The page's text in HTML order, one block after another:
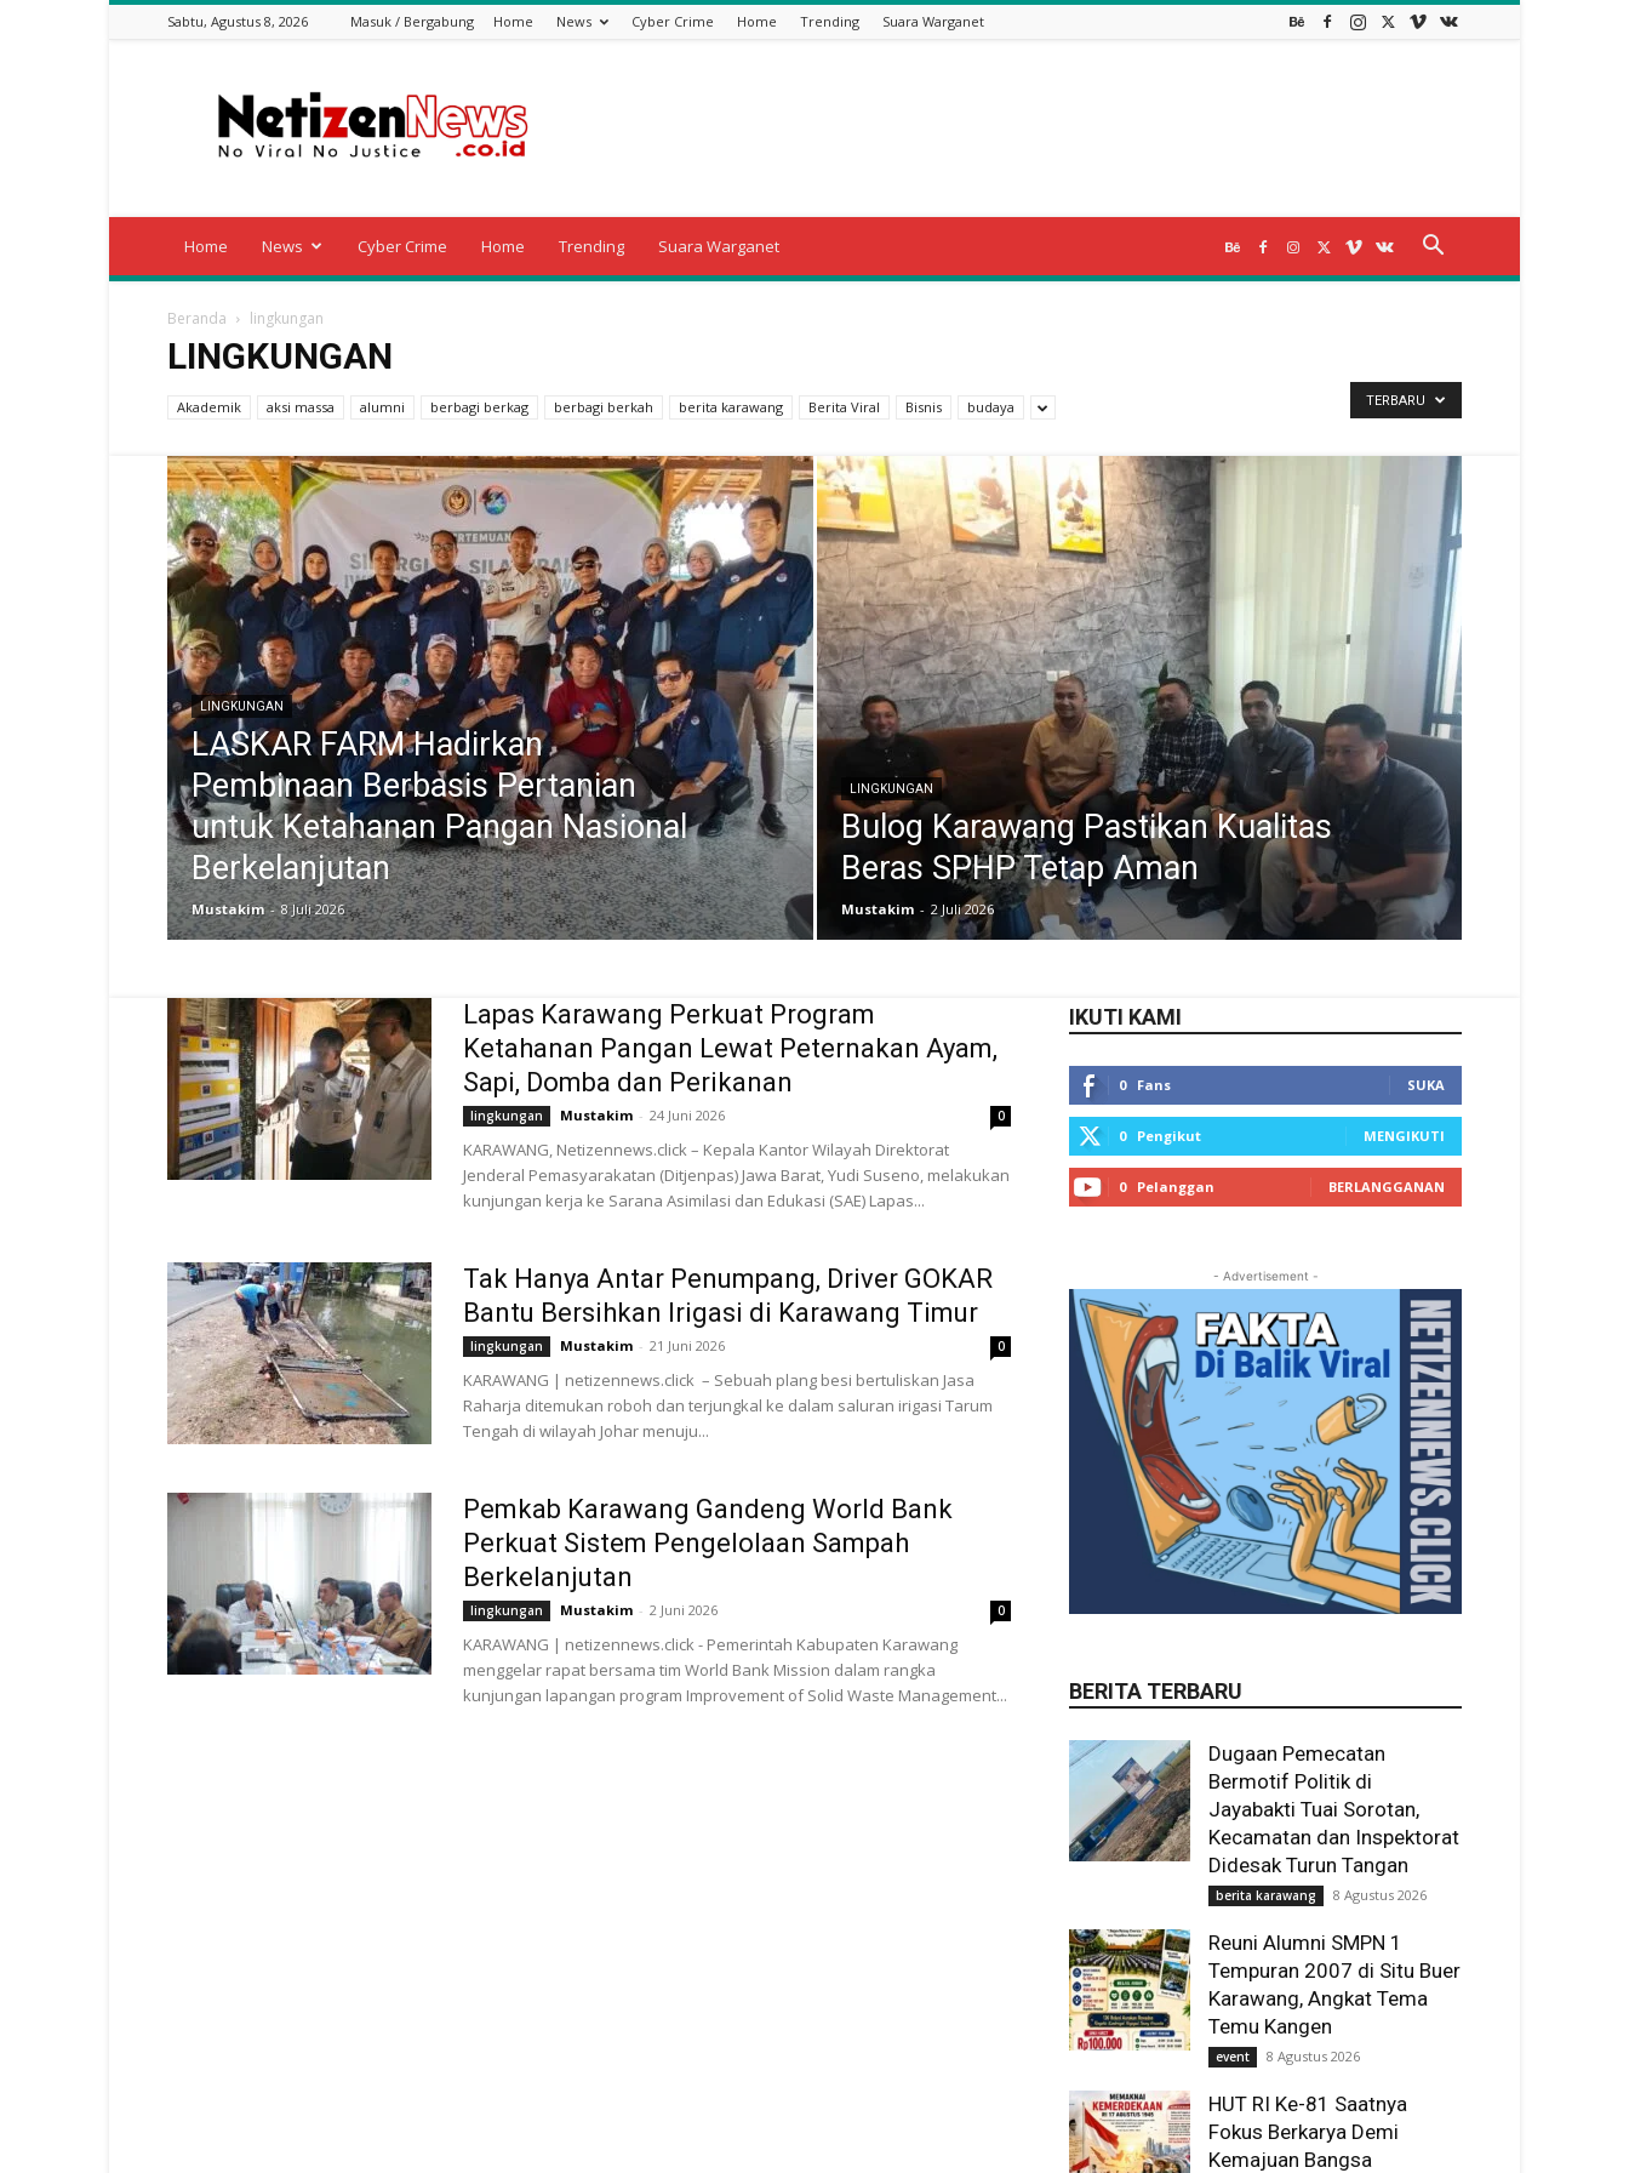
Sabtu, Agustus 8, 2026 Masuk / Bergabung Home News Cyber Crime Home Trending Suara Warganet
News
Home News Cyber Crime Home Trending Suara Warganet
Beranda lingkungan
LINGKUNGAN
Akademik aksi massa alumni berbagi berkag berbagi berkah berita karawang Berita Viral Bisnis budaya TERBARU
LINGKUNGAN
LASKAR FARM Hadirkan
Pembinaan Berbasis Pertanian
untuk Ketahanan Pangan Nasional
Berkelanjutan
Mustakim - 8 Juli 2026
LINGKUNGAN
Bulog Karawang Pastikan Kualitas
Beras SPHP Tetap Aman
Mustakim - 2 Juli 2026
Lapas Karawang Perkuat Program
Ketahanan Pangan Lewat Peternakan Ayam,
Sapi, Domba dan Perikanan
lingkungan Mustakim - 24 Juni 2026 0
KARAWANG, Netizennews.click – Kepala Kantor Wilayah Direktorat
Jenderal Pemasyarakatan (Ditjenpas) Jawa Barat, Yudi Suseno, melakukan
kunjungan kerja ke Sarana Asimilasi dan Edukasi (SAE) Lapas...
Tak Hanya Antar Penumpang, Driver GOKAR
Bantu Bersihkan Irigasi di Karawang Timur
lingkungan Mustakim - 21 Juni 2026 0
KARAWANG | netizennews.click – Sebuah plang besi bertuliskan Jasa
Raharja ditemukan roboh dan terjungkal ke dalam saluran irigasi Tarum
Tengah di wilayah Johar menuju...
Pemkab Karawang Gandeng World Bank
Perkuat Sistem Pengelolaan Sampah
Berkelanjutan
lingkungan Mustakim - 2 Juni 2026 0
KARAWANG | netizennews.click - Pemerintah Kabupaten Karawang
menggelar rapat bersama tim World Bank Mission dalam rangka
kunjungan lapangan program Improvement of Solid Waste Management...
IKUTI KAMI
0 Fans SUKA
0 Pengikut MENGIKUTI
0 Pelanggan BERLANGGANAN
- Advertisement -
BERITA TERBARU
Dugaan Pemecatan
Bermotif Politik di
Jayabakti Tuai Sorotan,
Kecamatan dan Inspektorat
Didesak Turun Tangan
berita karawang 8 Agustus 2026
Reuni Alumni SMPN 1
Tempuran 2007 di Situ Buer
Karawang, Angkat Tema
Temu Kangen
event 8 Agustus 2026
HUT RI Ke-81 Saatnya
Fokus Berkarya Demi
Kemajuan Bangsa